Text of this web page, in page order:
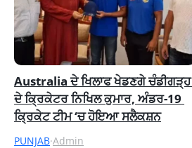
Australia ਦੇ ਖਿਲਾਫ ਖੇਡਣਗੇ ਚੰਡੀਗੜ੍ਹ
ਦੇ ਕ੍ਰਿਕੇਟਰ ਨਿਖਿਲ ਕੁਮਾਰ, ਅੰਡਰ-19
ਕ੍ਰਿਕੇਟ ਟੀਮ ‘ਚ ਹੋਇਆ ਸਲੈਕਸ਼ਨ
PUNJAB·Admin